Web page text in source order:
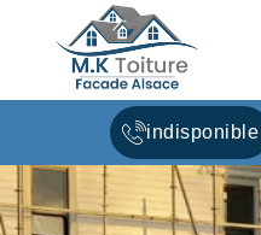
indisponible